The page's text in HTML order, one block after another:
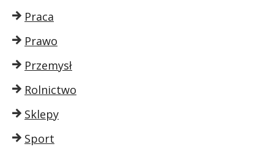
Praca
Prawo
Przemysł
Rolnictwo
Sklepy
Sport